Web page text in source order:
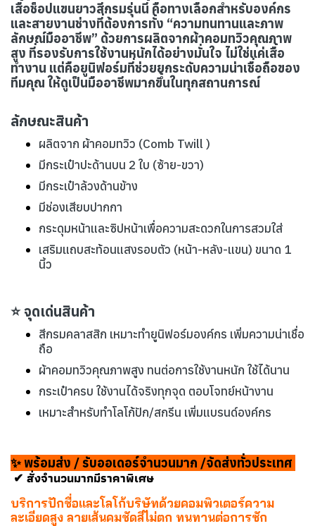
เสื้อช็อปแขนยาวสีกรมรุ่นนี้ คือทางเลือกสำหรับองค์กร
และสายงานช่างที่ต้องการทั้ง “ความทนทานและภาพ
ลักษณ์มืออาชีพ” ด้วยการผลิตจากผ้าคอมทวิวคุณภาพ
สูง ที่รองรับการใช้งานหนักได้อย่างมั่นใจ ไม่ใช่แค่เสื้อ
ทำงาน แต่คือยูนิฟอร์มที่ช่วยยกระดับความน่าเชื่อถือของ
ทีมคุณ ให้ดูเป็นมืออาชีพมากขึ้นในทุกสถานการณ์
ลักษณะสินค้า
ผลิตจาก ผ้าคอมทวิว (Comb Twill )
มีกระเป๋าปะด้านบน 2 ใบ (ซ้าย-ขวา)
มีกระเป๋าล้วงด้านข้าง
มีช่องเสียบปากกา
กระดุมหน้าและซิปหน้าเพื่อความสะดวกในการสวมใส่
เสริมแถบสะท้อนแสงรอบตัว (หน้า-หลัง-แขน) ขนาด 1
นิ้ว
⭐ จุดเด่นสินค้า
สีกรมคลาสสิก เหมาะทำยูนิฟอร์มองค์กร เพิ่มความน่าเชื่อ
ถือ
ผ้าคอมทวิวคุณภาพสูง ทนต่อการใช้งานหนัก ใช้ได้นาน
กระเป๋าครบ ใช้งานได้จริงทุกจุด ตอบโจทย์หน้างาน
เหมาะสำหรับทำโลโก้ปัก/สกรีน เพิ่มแบรนด์องค์กร
✨ พร้อมส่ง / รับออเดอร์จำนวนมาก /จัดส่งทั่วประเทศ
✔ สั่งจำนวนมากมีราคาพิเศษ
บริการปักชื่อและโลโก้บริษัทด้วยคอมพิวเตอร์ความ
ละเอียดสูง ลายเส้นคมชัดสีไม่ตก ทนทานต่อการซัก